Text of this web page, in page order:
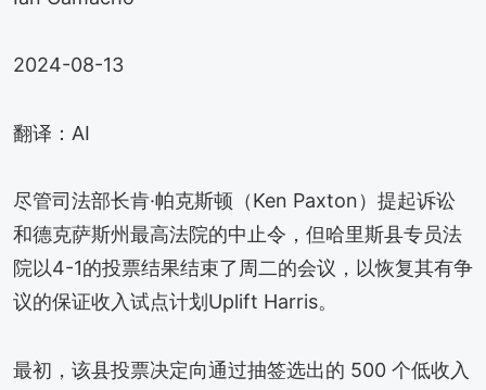
2024-08-13
翻译：AI
尽管司法部长肯·帕克斯顿（Ken Paxton）提起诉讼
和德克萨斯州最高法院的中止令，但哈里斯县专员法
院以4-1的投票结果结束了周二的会议，以恢复其有争
议的保证收入试点计划Uplift Harris。
最初，该县投票决定向通过抽签选出的 500 个低收入